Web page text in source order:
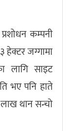
कम्पनी
हेक्टर जग्गामा
लागि साइट
भए पनि हाते
थान सन्चो